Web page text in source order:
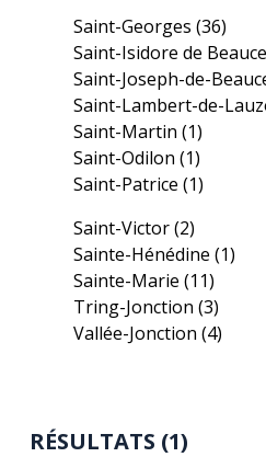
Saint-Georges(36)
Saint-Isidore de
Saint-Joseph-de-
Saint-Lambert-de-
Saint-Martin(1)
Saint-Odilon(1)
Saint-Patrice(1)
Saint-Victor(2)
Sainte-Hénédine(1)
Sainte-Marie(11)
Tring-Jonction(3)
Vallée-Jonction(4)
RÉSULTATS (1)